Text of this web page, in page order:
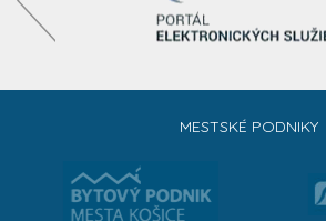
MESTSKÉ PODNIKY